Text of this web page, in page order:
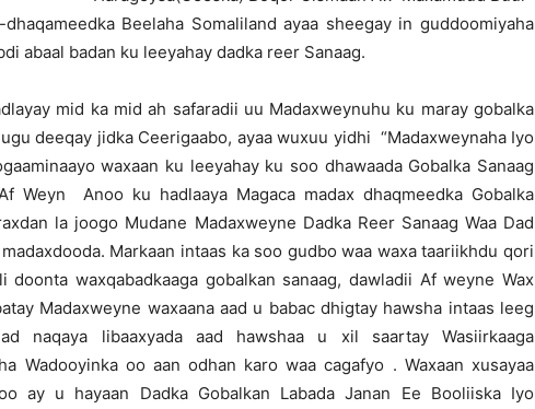
Beelaha Somaliland ayaa sheegay in guddoomiyaha
abaal badan ku leeyahay dadka reer Sanaag.
mid ka mid ah safaradii uu Madaxweynuhu ku maray gobalka
deeqay jidka Ceerigaabo, ayaa wuxuu yidhi “Madaxweynaha Iyo
waxaan ku leeyahay ku soo dhawaada Gobalka Sanaag
Weyn Anoo ku hadlaaya Magaca madax dhaqmeedka Gobalka
la joogo Mudane Madaxweyne Dadka Reer Sanaag Waa Dad
Markaan intaas ka soo gudbo waa waxa taariikhdu qori
doonta waxqabadkaaga gobalkan sanaag, dawladii Af weyne Wax
Madaxweyne waxaana aad u babac dhigtay hawsha intaas leeg
naqaya libaaxyada aad hawshaa u xil saartay Wasiirkaaga
Wadooyinka oo aan odhan karo waa cagafyo . Waxaan xusayaa
ay u hayaan Dadka Gobalkan Labada Janan Ee Booliiska Iyo